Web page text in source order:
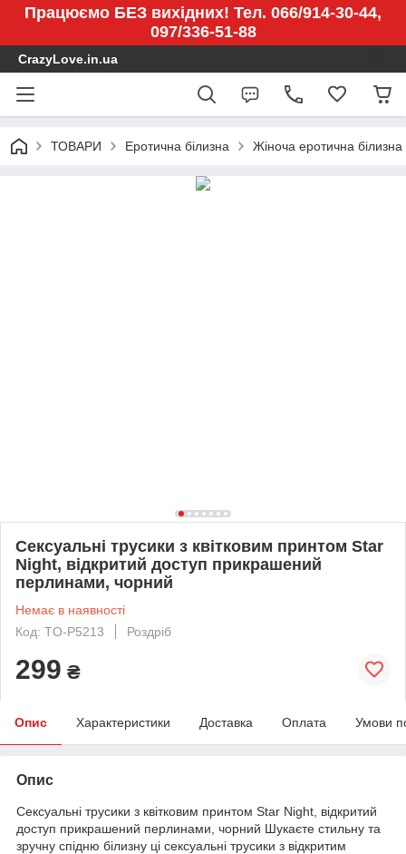
Працюємо БЕЗ вихідних! Тел. 066/914-30-44,
097/336-51-88
CrazyLove.in.ua
ТОВАРИ Еротична білизна Жіноча еротична білизна
Сексуальні трусики з квітковим принтом Star
Night, відкритий доступ прикрашений
перлинами, чорний
Немає в наявності
Код: TO-P5213
Роздріб
299 ₴
Опис Характеристики Доставка Оплата Умови
Опис
Сексуальні трусики з квітковим принтом Star Night, відкритий
доступ прикрашений перлинами, чорний Шукаєте стильну та
зручну спідню білизну ці сексуальні трусики з відкритим